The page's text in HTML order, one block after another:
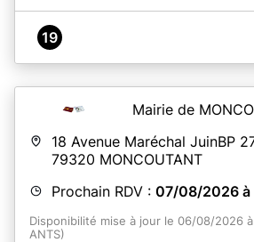
19
Mairie de
18 Avenue Maréchal JuinBP
79320 MONCOUTANT
Prochain RDV : 07/08/2026 à
Disponibilité mise à jour le 06/08/2026
ANTS)